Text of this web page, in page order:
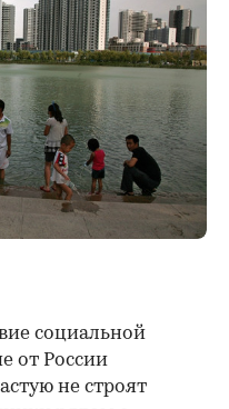
социальной
от России
не строят